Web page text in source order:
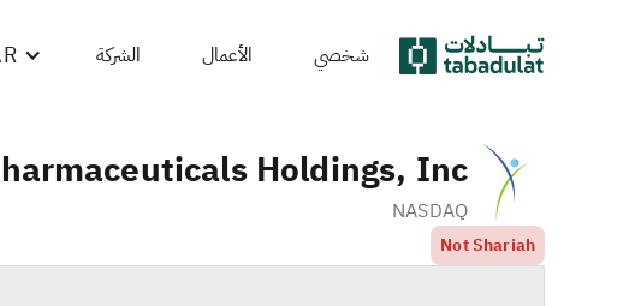
شخصي الأعمال الشركة
Holdings, Inc.
NASDAQ
Not Shariah